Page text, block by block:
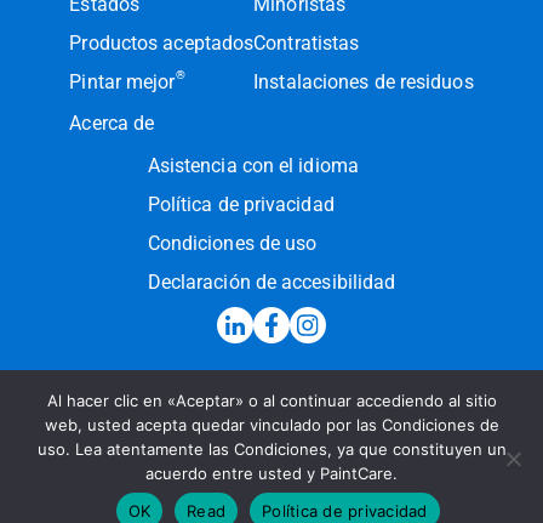
Productos aceptados
Pintar mejor®
Acerca de
Contratistas
Instalaciones de residuos
Asistencia con el idioma
Política de privacidad
Condiciones de uso
Declaración de accesibilidad
Línea de atención:(855) PAINT09
Enviar un mensaje
© 2026 PaintCare Inc. Todos los derechos reservados
Al hacer clic en «Aceptar» o al continuar accediendo al sitio
web, usted acepta quedar vinculado por las Condiciones de
uso. Lea atentamente las Condiciones, ya que constituyen un
acuerdo entre usted y PaintCare.
OK
Política de privacidad
Read